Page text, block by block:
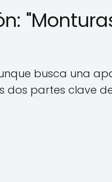
busca una
dos partes clave